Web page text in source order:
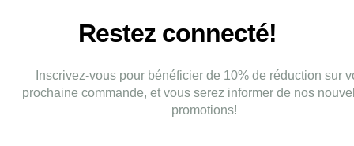
Restez connecté!
Inscrivez-vous pour bénéficier de 10% de réduction sur
prochaine commande, et vous serez informer de nos
promotions!